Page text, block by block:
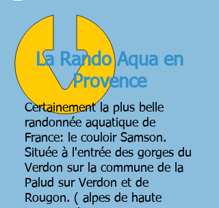
La Rando Aqua en
Provence
Certainement la plus belle
randonnée aquatique de
France: le couloir Samson.
Située à l'entrée des gorges du
Verdon sur la commune de la
Palud sur Verdon et de
Rougon. ( alpes de haute